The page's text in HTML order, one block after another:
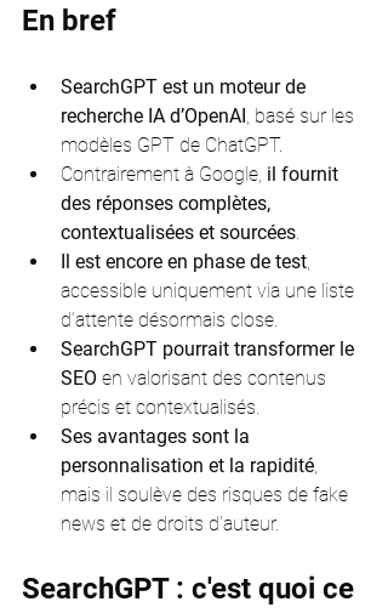
En bref
SearchGPT est un moteur de
recherche IA d’OpenAI , basé sur les
modèles GPT de ChatGPT.
Contrairement à Google, il fournit
des réponses complètes,
contextualisées et sourcées.
Il est encore en phase de test,
accessible uniquement via une liste
d’attente désormais close.
SearchGPT pourrait transformer le
SEO en valorisant des contenus
précis et contextualisés.
Ses avantages sont la
personnalisation et la rapidité,
mais il soulève des risques de fake
news et de droits d’auteur.
SearchGPT : c'est quoi ce